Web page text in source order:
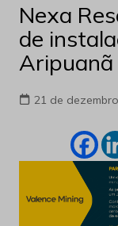
Nexa
de
Aripuanã
21 de